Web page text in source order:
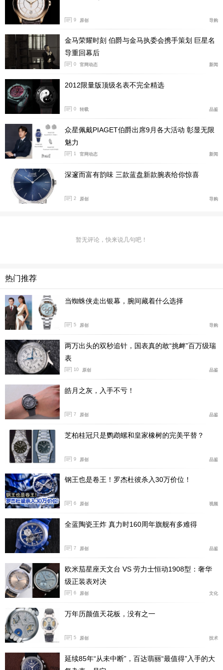
纵观市面上流行的陶瓷腕表，能将表壳厚度做到10毫
米以内的腕表品牌，一只手就能数得过来，而陶瓷表壳
+镂空表盘的超薄腕表更是凤毛麟角。
那么再来看看全新伯爵Polo系列镂空陶瓷腕表，表壳
直径42毫米，厚度只有7.5毫米。这对于搭载自动上链机
芯的陶瓷镂空腕表而言，如此纤薄的设计非常罕见。
伯爵对现有的Polo系列镂空腕表的结构进行重新组
装。全新Polo系列镂空陶瓷表的表壳使用两件式结构，以
钛金属为框架，搭配陶瓷表壳、表冠和表圈。我们观察
到，伯爵特意将钛金属框架内嵌在陶瓷表壳中，这样一
来，可以进一步控制整表的厚度。
9 原创 导购
金马荣耀时刻 伯爵与金马执委会携手策划 巨星名
导重回幕后
0 官网动态 新闻
2012限量版顶级名表不完全精选
0 转载 品鉴
众星佩戴PIAGET伯爵出席9月各大活动 彰显无限
魅力
1 官网动态 新闻
深邃而富有韵味 三款蓝盘新款腕表给你惊喜
2 原创 导购
暂无评论，快来说几句吧！
热门推荐
当蜘蛛侠走出银幕，腕间藏着什么选择
5 原创 导购
两万出头的双秒追针，国表真的敢“挑衅”百万级瑞
表
10 原创 品鉴
皓月之灰，入手不亏！
7 原创 品鉴
芝柏桂冠只是鹦鹉螺和皇家橡树的完美平替？
9 原创 品鉴
钢王也是卷王！罗杰杜彼杀入30万价位！
6 原创 视频
全蓝陶瓷王炸 真力时160周年旗舰有多难得
7 原创 品鉴
欧米茄星座天文台 VS 劳力士恒动1908型：奢华
级正装表对决
6 原创 文化
万年历颜值天花板，没有之一
5 原创 技术
延续85年“从未中断”，百达翡丽“最值得”入手的大